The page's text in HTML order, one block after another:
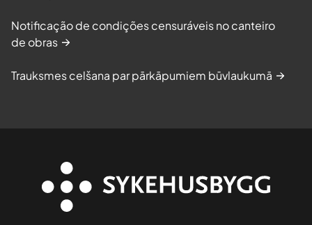
Notificação de condições censuráveis no canteiro
de obras
Trauksmes celšana par pārkāpumiem būvlaukumā